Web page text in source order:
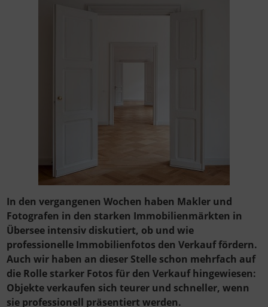
In den vergangenen Wochen haben Makler und
Fotografen in den starken Immobilienmärkten in
Übersee intensiv diskutiert, ob und wie
professionelle Immobilienfotos den Verkauf fördern.
Auch wir haben an dieser Stelle schon mehrfach auf
die Rolle starker Fotos für den Verkauf hingewiesen:
Objekte verkaufen sich teurer und schneller, wenn
sie professionell präsentiert werden.